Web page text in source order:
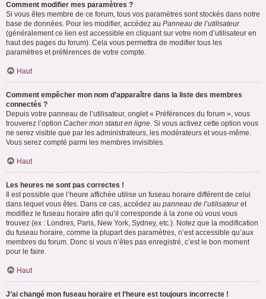
Comment modifier mes paramètres ?
Si vous êtes membre de ce forum, tous vos paramètres sont stockés dans notre
base de données. Pour les modifier, accédez au Panneau de l’utilisateur
(généralement ce lien est accessible en cliquant sur votre nom d’utilisateur en
haut des pages du forum). Cela vous permettra de modifier tous les
paramètres et préférences de votre compte.
Haut
Comment empêcher mon nom d’apparaître dans la liste des membres
connectés ?
Depuis votre panneau de l’utilisateur, onglet « Préférences du forum », vous
trouverez l’option Cacher mon statut en ligne. Si vous activez cette option vous
ne serez visible que par les administrateurs, les modérateurs et vous-même.
Vous serez compté parmi les membres invisibles.
Haut
Les heures ne sont pas correctes !
Il est possible que l’heure affichée utilise un fuseau horaire différent de celui
dans lequel vous êtes. Dans ce cas, accédez au panneau de l’utilisateuret
modifiez le fuseau horaire afin qu’il corresponde à la zone où vous vous
trouvez (ex : Londres, Paris, New York, Sydney, etc.). Notez que la modification
du fuseau horaire, comme la plupart des paramètres, n’est accessible qu’aux
membres du forum. Donc si vous n’êtes pas enregistré, c’est le bon moment
pour le faire.
Haut
J’ai changé mon fuseau horaire et l’heure est toujours incorrecte !